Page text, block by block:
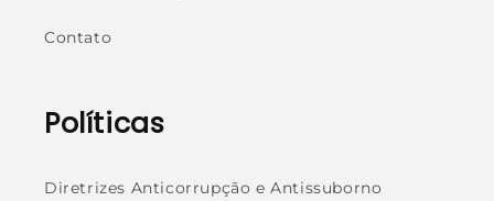
Contato
Políticas
Diretrizes Anticorrupção e Antissuborno